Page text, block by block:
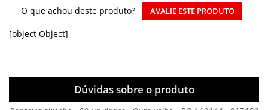
O que achou deste produto?
AVALIE ESTE PRODUTO
[object Object]
Dúvidas sobre o produto